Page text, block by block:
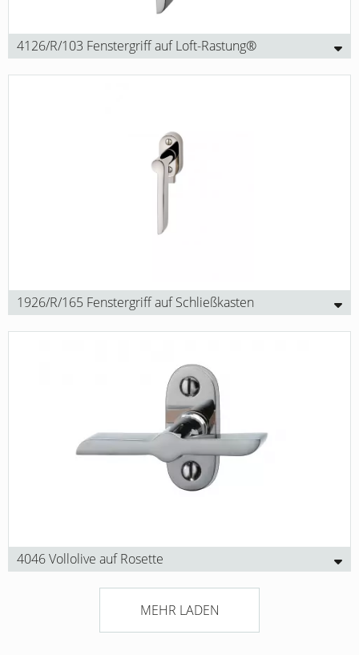
4126/R/103 Fenstergriff auf Loft-Rastung®
1926/R/165 Fenstergriff auf Schließkasten
4046 Vollolive auf Rosette
MEHR LADEN